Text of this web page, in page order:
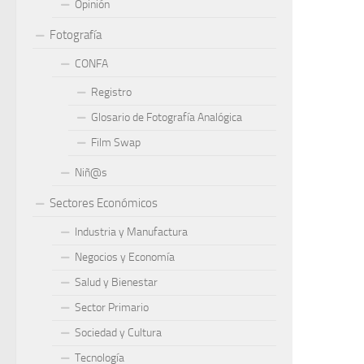
Opinión
Fotografía
CONFA
Registro
Glosario de Fotografía Analógica
Film Swap
Niñ@s
Sectores Económicos
Industria y Manufactura
Negocios y Economía
Salud y Bienestar
Sector Primario
Sociedad y Cultura
Tecnología